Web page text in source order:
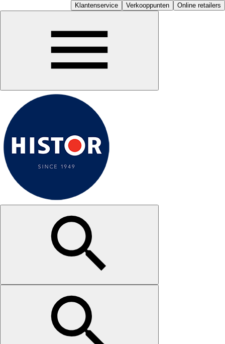
Klantenservice Verkooppunten Online retailers